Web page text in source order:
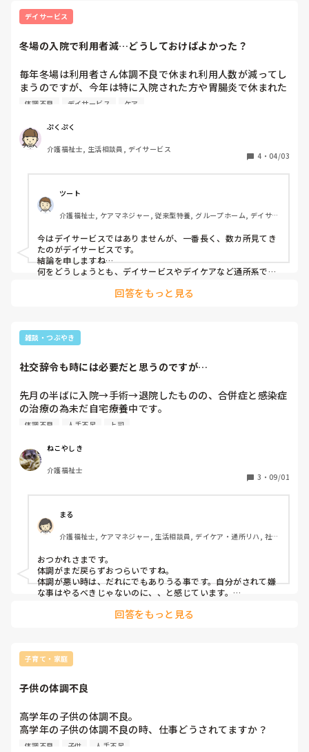
デイサービス
冬場の入院で利用者減…どうしておけばよかった？
毎年冬場は利用者さん体調不良で休まれ利用人数が減ってし
まうのですが、今年は特に入院された方や胃腸炎で休まれた
方が多くて、例年になく落ち込みがひどかったです。
対策なかったかなとも思い…でもどうしていたらよかったの
かが思いつかず…
みなさんのところではなにか対策されていましたか？
体調不良 デイサービス ケア
ぷくぷく
介護福祉士, 生活相談員, デイサービス
4 ・ 04/03
ツート
介護福祉士, ケアマネジャー, 従来型特養, グループホーム, デイサー
今はデイサービスではありませんが、一番長く、数カ所見てき
たのがデイサービスです。
結論を申しますね…
何をどうしょうとも、デイサービスやデイケアなど通所系では
では、管理者や相談員としてどう考えるのか…
ね。
そしてもう一つは切り口が違いますが、普段から、定数＋アル
ファの利用者様を毎日でも受け入れること…
もちろんケアマネへのプレゼン、そして要支援者や短時間利用
く…完全には対応出来ませんが、少しでも利用者確保や、利用
率100%に近づけたり、場合によっては少しくらい超える事も
ねらえます…　ケアマネに信頼されている事が条件ですけど
ね、、完全な信頼関係ですね…
く、、紹介されないと通所系はどうしょうもないわけですか
ら、そこも相談員以上の大切な仕事ですね…　利用者さん目線
はその為にも当たり前です…
回答をもっと見る
雑談・つぶやき
社交辞令も時には必要だと思うのですが…
先月の半ばに入院→手術→退院したものの、合併症と感染症
の治療の為未だ自宅療養中です。
しまったので、施設長と主任に連絡を取ろうとした際に現在
クラスターが起こっているようで電話に出ている余裕無さそ
うなのでLINEで報告をしているのですが…
施設長は社交辞令として、いつも丁寧にお大事にね、とか早
く治るといいね、とか返してくださいます。一方、主任は既
読スルーかわかりましたのひと言のみ。
ど…なんか『あー別に復帰しようがしまいがどうでもいいん
だな』とか勝手に落ち込んでこのまま辞めたいとすら思う今
体調不良 人手不足 上司
ねこやしき
介護福祉士
3 ・ 09/01
まる
介護福祉士, ケアマネジャー, 生活相談員, デイケア・通所リハ, 社会
おつかれさまです。
体調がまだ戻らずおつらいですね。
体調が悪い時は、だれにでもありうる事です。自分がされて嫌
な事はやるべきじゃないのに、、と感じています。
回答をもっと見る
子育て・家庭
子供の体調不良
高学年の子供の体調不良。
高学年の子供の体調不良の時、仕事どうされてますか？
私は、下の子で休む事も多いので上の子の体調不良の時は仕
体調不良 子供 人手不足